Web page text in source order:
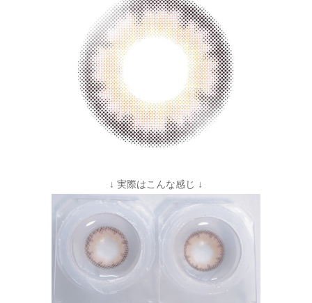
↓ 実際はこんな感じ ↓